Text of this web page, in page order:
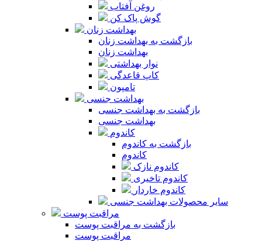
روغن آفتاب
گوش پاک کن
بهداشت زنان
بازگشت به بهداشت زنان
بهداشت زنان
نوار بهداشتی
کاپ قاعدگی
تامپون
بهداشت جنسی
بازگشت به بهداشت جنسی
بهداشت جنسی
کاندوم
بازگشت به کاندوم
کاندوم
کاندوم نازک
کاندوم تاخیری
کاندوم خاردار
سایر محصولات بهداشت جنسی
مراقبت پوست
بازگشت به مراقبت پوست
مراقبت پوست